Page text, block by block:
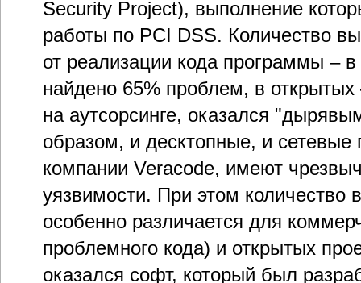
Security Project), выполнение
работы по PCI DSS. Количество
от реализации кода программы –
найдено 65% проблем, в
на аутсорсинге, оказался
образом, и десктопные, и
компании Veracode, имеют
уязвимости. При этом
особенно различается для
проблемного кода) и открытых
оказался софт, который был